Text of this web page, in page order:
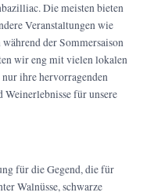
Die meisten bieten
Veranstaltungen wie
der Sommersaison
wir eng mit vielen lokalen
ihre hervorragenden
Weinerlebnisse für unsere
für die Gegend, die für
Walnüsse, schwarze